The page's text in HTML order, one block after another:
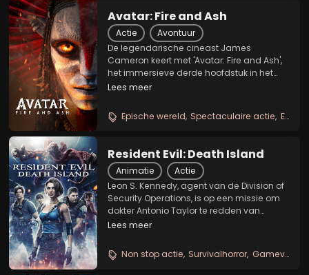
Avatar: Fire and Ash
Actie
Avontuur
De legendarische cineast James
Cameron keert met 'Avatar: Fire and Ash',
het immersieve derde hoofdstuk in het
avontuur van ex-marinier en Na'vi-leider
gezin terug naar de adembenemende
wereld van Pandora....
Lees meer
Epische wereld Spectaculaire actie Emotioneel familieverhaal
Resident Evil: Death Island
Animatie
Actie
Leon S. Kennedy, agent van de Division of
Security Operations, is op een missie om
dokter Antonio Taylor te redden van
ontvoerders wanneer een mysterieuze
Ondertussen onderzoekt Chris Redfield,
agent van...
Lees meer
Non stop actie Survivalhorror Gameverfilming